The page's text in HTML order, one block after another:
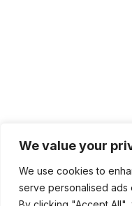
We value your
We use cookies to
serve personalised ads